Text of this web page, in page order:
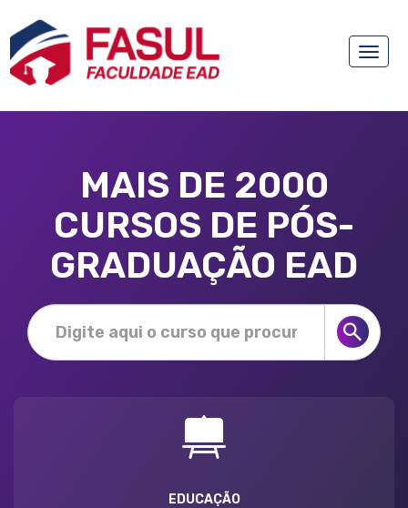
Toggle
MAIS DE 2000
CURSOS DE PÓS-
GRADUAÇÃO EAD
EDUCAÇÃO